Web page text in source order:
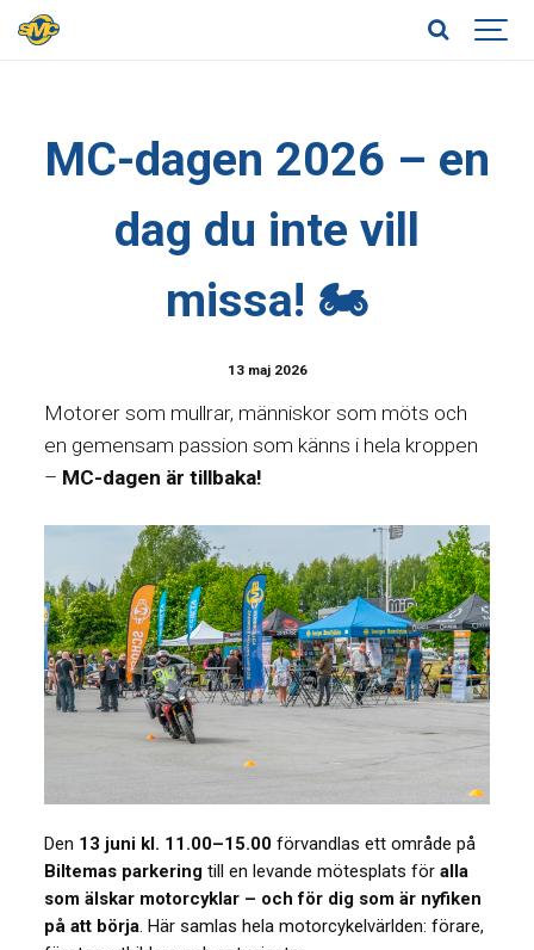
MC-dagen 2026 – en
dag du inte vill
missa! 🏍️
13 maj 2026
Motorer som mullrar, människor som möts och
en gemensam passion som känns i hela kroppen
– MC-dagen är tillbaka!
Den 13 juni kl. 11.00–15.00 förvandlas ett område på
Biltemas parkering till en levande mötesplats för alla
som älskar motorcyklar – och för dig som är nyfiken
på att börja. Här samlas hela motorcykelvärlden: förare,